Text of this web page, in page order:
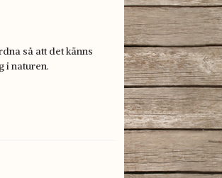
så att det känns
i naturen.